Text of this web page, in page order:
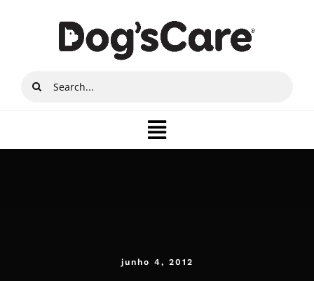
Buscar
Toggle
Lojista
junho 4, 2012